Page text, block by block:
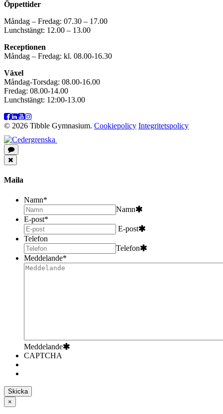
Öppettider
Måndag – Fredag: 07.30 – 17.00
Lunchstängt: 12.00 – 13.00
Receptionen
Måndag – Fredag: kl. 08.00-16.30
Växel
Måndag-Torsdag: 08.00-16.00
Fredag: 08.00-14.00
Lunchstängt: 12:00-13.00
© 2026 Tibble Gymnasium. Cookiepolicy Integritetspolicy
Maila
Namn*
Namn
E-post*
E-post
Telefon
Telefon
Meddelande*
Meddelande
CAPTCHA
×